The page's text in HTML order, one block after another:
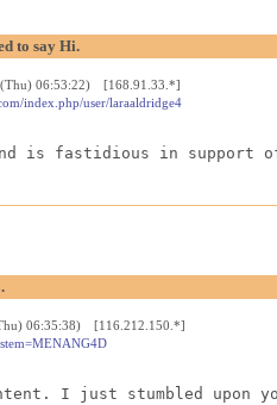
to say Hi.
06:53:22) [168.91.33.*]
index.php/user/laraaldridge4
is fastidious in support
06:35:38) [116.212.150.*]
I just stumbled